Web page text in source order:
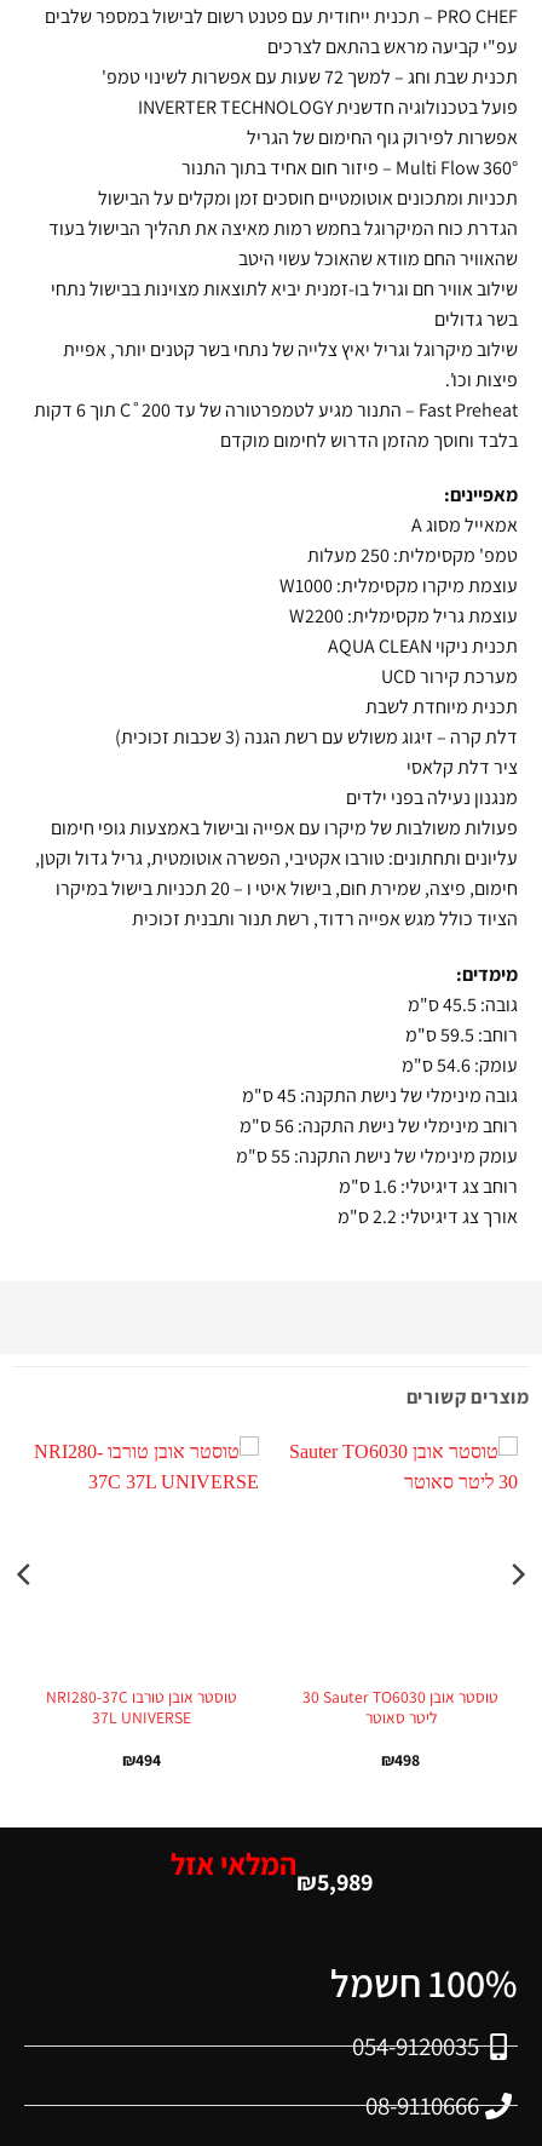
PRO CHEF – תכנית ייחודית עם פטנט רשום לבישול במספר שלבים
עפ"י קביעה מראש בהתאם לצרכים
תכנית שבת וחג – למשך 72 שעות עם אפשרות לשינוי טמפ'
פועל בטכנולוגיה חדשנית INVERTER TECHNOLOGY
אפשרות לפירוק גוף החימום של הגריל
Multi Flow 360° – פיזור חום אחיד בתוך התנור
תכניות ומתכונים אוטומטיים חוסכים זמן ומקלים על הבישול
הגדרת כוח המיקרוגל בחמש רמות מאיצה את תהליך הבישול בעוד
שהאוויר החם מוודא שהאוכל עשוי היטב
שילוב אוויר חם וגריל בו-זמנית יביא לתוצאות מצוינות בבישול נתחי
בשר גדולים
שילוב מיקרוגל וגריל יאיץ צלייה של נתחי בשר קטנים יותר, אפיית
פיצות וכו'.
Fast Preheat – התנור מגיע לטמפרטורה של עד C˚200 תוך 6 דקות
בלבד וחוסך מהזמן הדרוש לחימום מוקדם
מאפיינים:
אמאייל מסוג A
טמפ' מקסימלית: 250 מעלות
עוצמת מיקרו מקסימלית: W1000
עוצמת גריל מקסימלית: W2200
תכנית ניקוי AQUA CLEAN
מערכת קירור UCD
תכנית מיוחדת לשבת
דלת קרה – זיגוג משולש עם רשת הגנה (3 שכבות זכוכית)
ציר דלת קלאסי
מנגנון נעילה בפני ילדים
פעולות משולבות של מיקרו עם אפייה ובישול באמצעות גופי חימום
עליונים ותחתונים: טורבו אקטיבי, הפשרה אוטומטית, גריל גדול וקטן,
חימום, פיצה, שמירת חום, בישול איטי ו – 20 תכניות בישול במיקרו
הציוד כולל מגש אפייה רדוד, רשת תנור ותבנית זכוכית
מימדים:
גובה: 45.5 ס"מ
רוחב: 59.5 ס"מ
עומק: 54.6 ס"מ
גובה מינימלי של נישת התקנה: 45 ס"מ
רוחב מינימלי של נישת התקנה: 56 ס"מ
עומק מינימלי של נישת התקנה: 55 ס"מ
רוחב צג דיגיטלי: 1.6 ס"מ
אורך צג דיגיטלי: 2.2 ס"מ
מוצרים קשורים
‏טוסטר אובן Sauter TO6030 ‏30
‏ליטר סאוטר
₪498
טוסטר אובן טורבו NRI280-37C
37L UNIVERSE
₪494
₪5,989 המלאי אזל
100% חשמל
054-9120035
08-9110666